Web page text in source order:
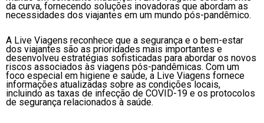
da curva, fornecendo soluções inovadoras que abordam as
necessidades dos viajantes em um mundo pós-pandêmico.
A Live Viagens reconhece que a segurança e o bem-estar
dos viajantes são as prioridades mais importantes e
desenvolveu estratégias sofisticadas para abordar os novos
riscos associados às viagens pós-pandêmicas. Com um
foco especial em higiene e saúde, a Live Viagens fornece
informações atualizadas sobre as condições locais,
incluindo as taxas de infecção de COVID-19 e os protocolos
de segurança relacionados à saúde.